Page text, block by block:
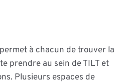
à chacun de trouver la
prendre au sein de TILT et
Plusieurs espaces de